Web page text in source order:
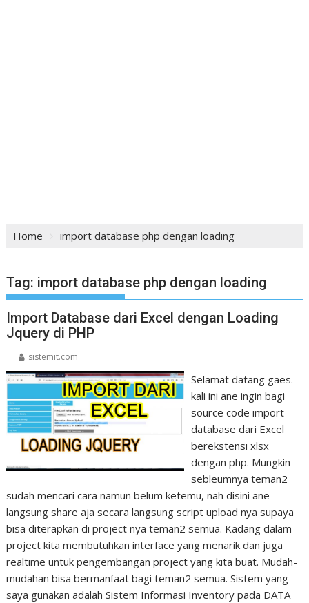
Home import database php dengan loading
Tag: import database php dengan loading
Import Database dari Excel dengan Loading
Jquery di PHP
sistemit.com
Selamat datang gaes.
kali ini ane ingin bagi
source code import
database dari Excel
berekstensi xlsx
dengan php. Mungkin
sebleumnya teman2
sudah mencari cara namun belum ketemu, nah disini ane
langsung share aja secara langsung script upload nya supaya
bisa diterapkan di project nya teman2 semua. Kadang dalam
project kita membutuhkan interface yang menarik dan juga
realtime untuk pengembangan project yang kita buat. Mudah-
mudahan bisa bermanfaat bagi teman2 semua. Sistem yang
saya gunakan adalah Sistem Informasi Inventory pada DATA